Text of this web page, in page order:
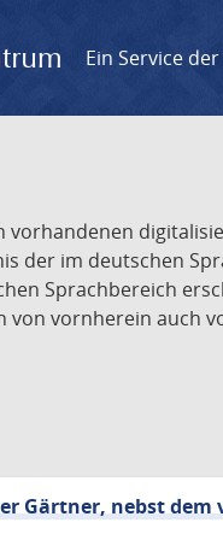
Ein Service
der im deutschen
Sprachbereich
vornherein auch
Gärtner, nebst dem